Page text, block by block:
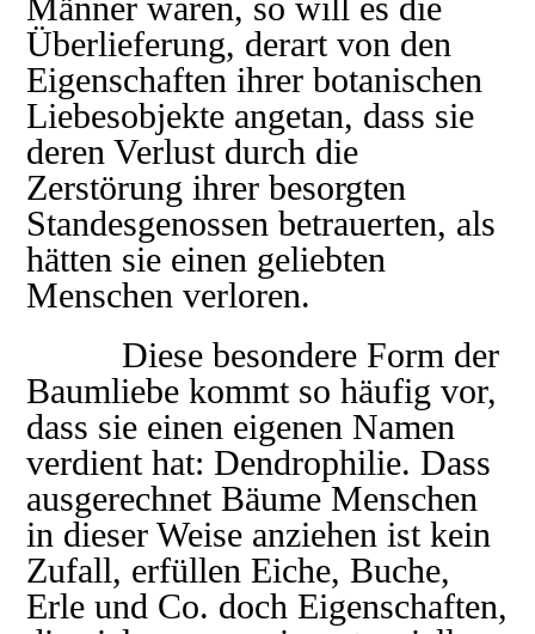
Männer waren, so will es die
Überlieferung, derart von den
Eigenschaften ihrer botanischen
Liebesobjekte angetan, dass sie
deren Verlust durch die
Zerstörung ihrer besorgten
Standesgenossen betrauerten, als
hätten sie einen geliebten
Menschen verloren.
Diese besondere Form der
Baumliebe kommt so häufig vor,
dass sie einen eigenen Namen
verdient hat: Dendrophilie. Dass
ausgerechnet Bäume Menschen
in dieser Weise anziehen ist kein
Zufall, erfüllen Eiche, Buche,
Erle und Co. doch Eigenschaften,